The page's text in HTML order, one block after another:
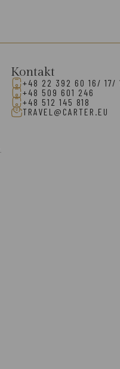
Kontakt
+48 22 392 60 16/ 17/
+48 509 601 246
+48 512 145 818
TRAVEL@CARTER.EU